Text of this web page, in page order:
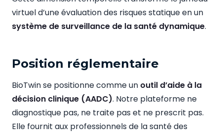
virtuel d’une évaluation des risques statique en un
système de surveillance de la santé dynamique.
Position réglementaire
BioTwin se positionne comme un outil d’aide à la
décision clinique (AADC). Notre plateforme ne
diagnostique pas, ne traite pas et ne prescrit pas.
Elle fournit aux professionnels de la santé des